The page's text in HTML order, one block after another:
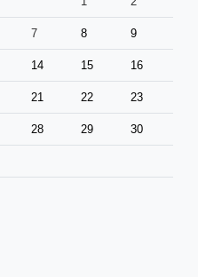
7 8 9
14 15 16
21 22 23
28 29 30